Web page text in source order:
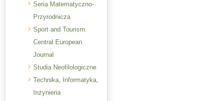
Seria Matematyczno-
Przyrodnicza
Sport and Tourism.
Central European
Journal
Studia Neofilologiczne
Technika, Informatyka,
Inżynieria